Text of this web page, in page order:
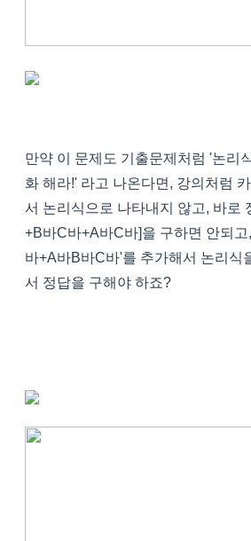
만약 이 문제도 기출문제처럼 '논리
화 해라!' 라고 나온다면, 강의처럼
서 논리식으로 나타내지 않고, 바로
+B바C바+A바C바]을 구하면 안되
바+A바B바C바'를 추가해서 논리식
서 정답을 구해야 하죠?